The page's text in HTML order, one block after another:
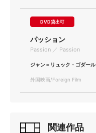
DVD貸出可
パッション
Passion ／ Passion
ジャン＝リュック・ゴダール
外国映画/Foreign Film
関連作品